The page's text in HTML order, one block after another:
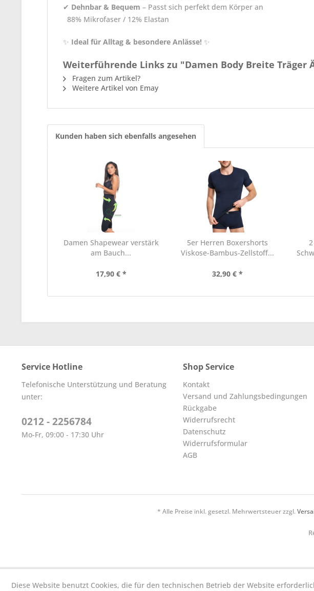
✔ Dehnbar & Bequem – Passt sich perfekt dem Körper an
88% Mikrofaser / 12% Elastan
✨ Ideal für Alltag & besondere Anlässe! ✨
Weiterführende Links zu "Damen Body Breite Träger
Fragen zum Artikel?
Weitere Artikel von Emay
Kunden haben sich ebenfalls angesehen
Damen Shapewear verstärk
am Bauch...
17,90 € *
5er Herren Boxershorts
Viskose-Bambus-Zellstoff...
32,90 € *
Service Hotline
Telefonische Unterstützung und Beratung
unter:
0212 - 2256784
Mo-Fr, 09:00 - 17:30 Uhr
Shop Service
Kontakt
Versand und Zahlungsbedingungen
Rückgabe
Widerrufsrecht
Datenschutz
Widerrufsformular
AGB
* Alle Preise inkl. gesetzl. Mehrwertsteuer zzgl.
Diese Website benutzt Cookies, die für den technischen Betrieb der Website